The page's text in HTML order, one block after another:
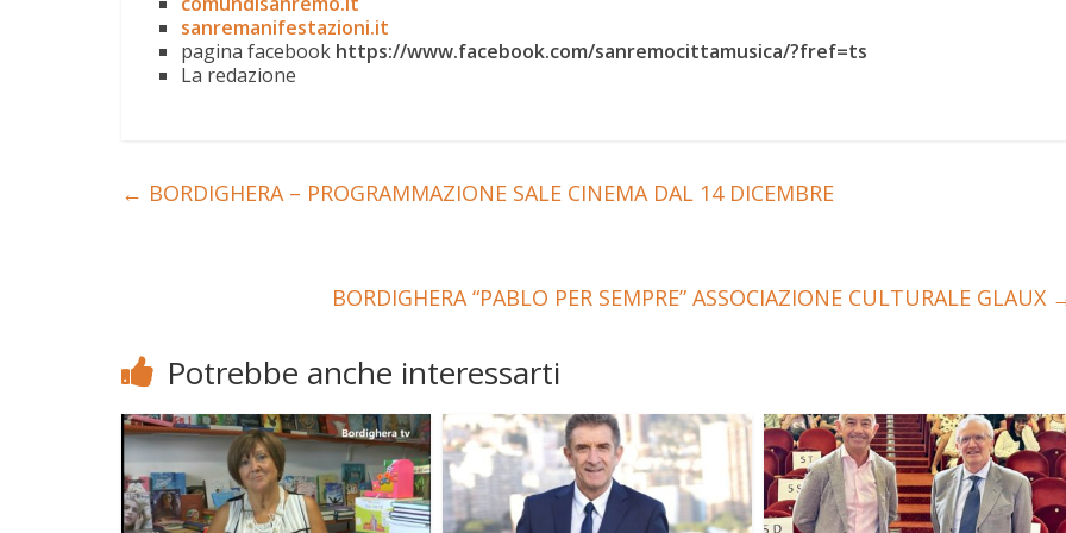
sanremanifestazioni.it
pagina facebook https://www.facebook.com/sanremocittamusica/?fref=ts
La redazione
← BORDIGHERA – PROGRAMMAZIONE SALE CINEMA DAL 14 DICEMBRE
BORDIGHERA “PABLO PER SEMPRE” ASSOCIAZIONE CULTURALE GLAUX
Potrebbe anche interessarti